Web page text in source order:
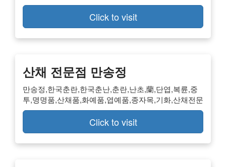
Click to visit
산채 전문점 만송정
만송정,한국춘란,한국춘난,춘란,난초,蘭,단엽,복륜,중
투,명명품,산채품,화예품,엽예품,종자목,기화,산채전문
Click to visit